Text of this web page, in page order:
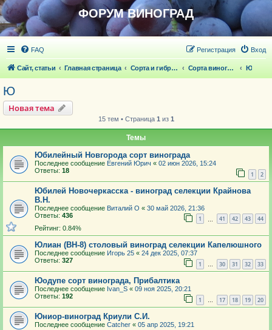
ФОРУМ ВИНОГРАД
FAQ Вход
Регистрация
Сайт, статьи Главная страница Сорта и гибридные формы винограда Сорта винограда Ю
Ю
Новая тема
15 тем • Страница 1 из 1
Темы
Юбилейный Новгорода сорт винограда
Последнее сообщение Евгений Юрич « 02 июн 2026, 15:24
Ответы: 18 1 2
Юбилей Новочеркасска - виноград селекции Крайнова
В.Н.
Последнее сообщение Виталий О « 30 май 2026, 21:36
Ответы: 436 1 41 42 43 44
Рейтинг: 0.84%
Юлиан (ВН-8) столовый виноград селекции Капелюшного
Последнее сообщение Игорь 25 « 24 дек 2025, 07:37
Ответы: 327 1 … 30 31 32 33
Юодупе сорт винограда, Прибалтика
Последнее сообщение Ivan_S « 09 ноя 2025, 20:21
Ответы: 192 1 … 17 18 19 20
Юниор-виноград Криули С.И.
Последнее сообщение Catcher « 05 апр 2025, 19:21